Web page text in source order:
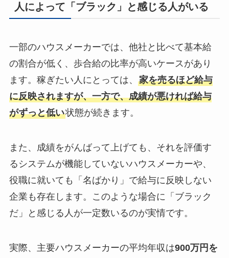
人によって「ブラック」と感じる人がいる
一部のハウスメーカーでは、他社と比べて基本給
の割合が低く、歩合給の比率が高いケースがあり
ます。稼ぎたい人にとっては、 家を売るほど給与
に反映されますが、一方で、成績が悪ければ給与
がずっと低い状態が続きます。
また、成績をがんばって上げても、それを評価す
るシステムが機能していないハウスメーカーや、
役職に就いても「名ばかり」で給与に反映しない
企業も存在します。このような場合に「ブラック
だ」と感じる人が一定数いるのが実情です。
実際、主要ハウスメーカーの平均年収は900万円を